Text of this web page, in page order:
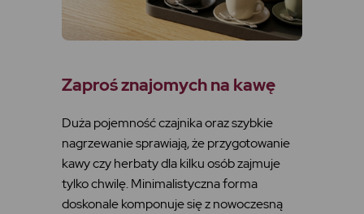
Zaproś znajomych na kawę
Duża pojemność czajnika oraz szybkie
nagrzewanie sprawiają, że przygotowanie
kawy czy herbaty dla kilku osób zajmuje
tylko chwilę. Minimalistyczna forma
doskonale komponuje się z nowoczesną